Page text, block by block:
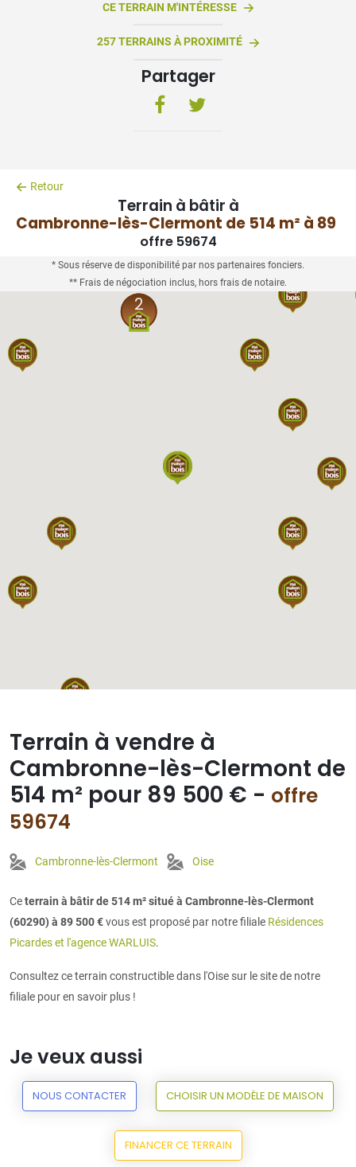
CE TERRAIN M'INTÉRESSE
257 TERRAINS À PROXIMITÉ
Partager
Retour
Terrain à bâtir à
Cambronne-lès-Clermont de 514 m² à 89
offre 59674
* Sous réserve de disponibilité par nos partenaires fonciers.
** Frais de négociation inclus, hors frais de notaire.
2
Terrain à vendre à
Cambronne-lès-Clermont de
514 m² pour 89 500 € - offre
59674
Cambronne-lès-Clermont Oise
Ceterrain à bâtir de 514 m² situé à Cambronne-lès-Clermont
(60290) à 89 500 €vous est proposé par notre filiale Résidences
Picardes et l'agence WARLUIS.
Consultez ce terrain constructible dans l'Oise sur le site de notre
filiale pour en savoir plus !
Je veux aussi
NOUS CONTACTER CHOISIR UN MODÈLE DE MAISON
FINANCER CE TERRAIN